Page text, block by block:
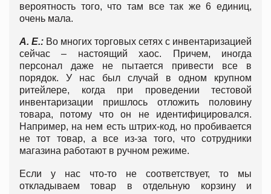
вероятность того, что там все так же 6 единиц,
очень мала.
А. Е.: Во многих торговых сетях с инвентаризацией
сейчас – настоящий хаос. Причем, иногда
персонал даже не пытается привести все в
порядок. У нас был случай в одном крупном
ритейлере, когда при проведении тестовой
инвентаризации пришлось отложить половину
товара, потому что он не идентифицировался.
Например, на нем есть штрих-код, но пробивается
не тот товар, а все из-за того, что сотрудники
магазина работают в ручном режиме.
Если у нас что-то не соответствует, то мы
откладываем товар в отдельную корзину и